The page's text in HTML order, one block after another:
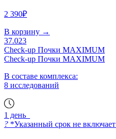
2 390₽
В корзину →
37.023
Check-up Почки MAXIMUM
Check-up Почки MAXIMUM
В составе комплекса:
8 исследований
1 день
? *Указанный срок не